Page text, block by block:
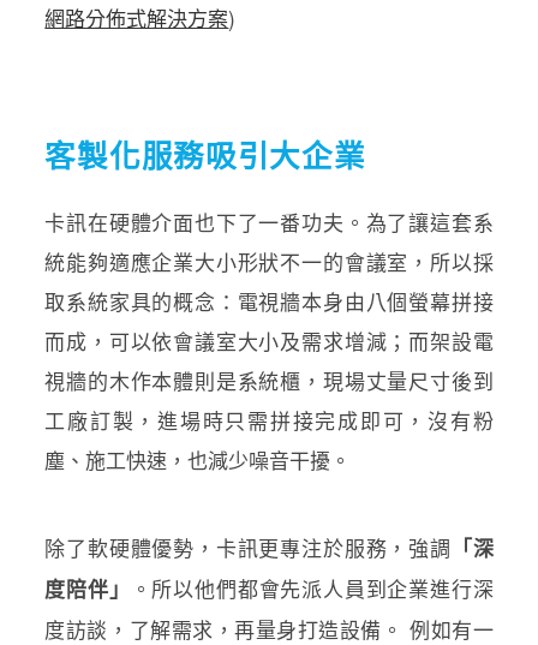
網路分佈式解決方案)
客製化服務吸引大企業
卡訊在硬體介面也下了一番功夫。為了讓這套系
統能夠適應企業大小形狀不一的會議室，所以採
取系統家具的概念：電視牆本身由八個螢幕拼接
而成，可以依會議室大小及需求增減；而架設電
視牆的木作本體則是系統櫃，現場丈量尺寸後到
工廠訂製，進場時只需拼接完成即可，沒有粉
塵、施工快速，也減少噪音干擾。
除了軟硬體優勢，卡訊更專注於服務，強調 「深
度陪伴」
。所以他們都會先派人員到企業進行深
度訪談，了解需求，再量身打造設備。 例如有一